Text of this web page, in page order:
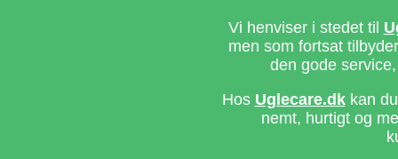
Vi henviser i stedet til
men som fortsat
den gode
Hos Uglecare.dkkan du
nemt, hurtigt og